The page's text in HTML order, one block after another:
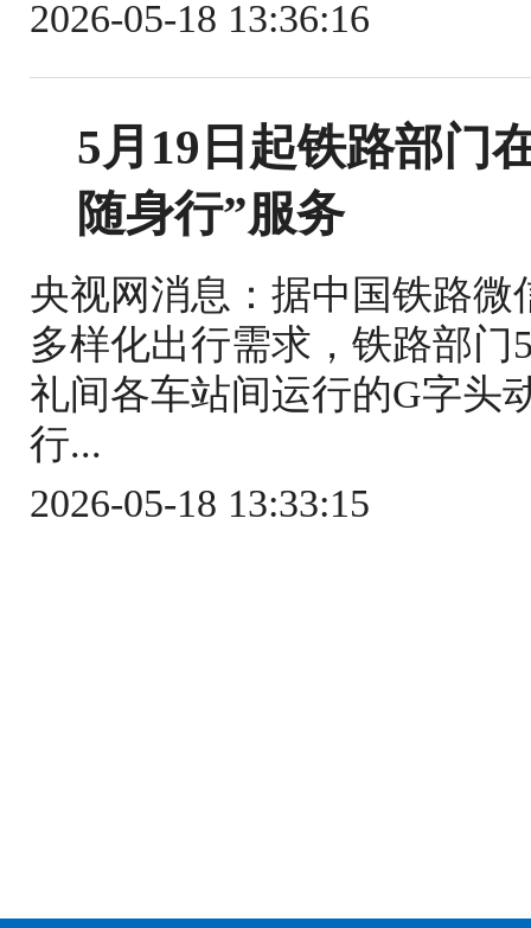
2026-05-18 13:36:16
5月19日起铁路部门
随身行”服务
央视网消息：据中国铁路
多样化出行需求，铁路部门
礼间各车站间运行的G字头
行...
2026-05-18 13:33:15